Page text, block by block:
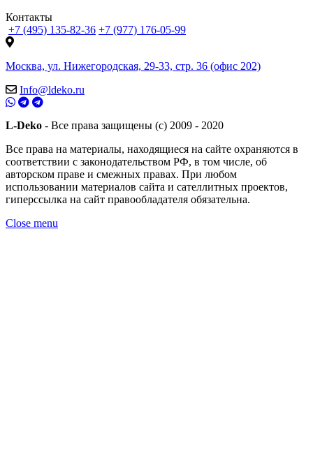
Контакты
+7 (495) 135-82-36 +7 (977) 176-05-99
Москва, ул. Нижегородская, 29-33, стр. 36 (офис 202)
Info@ldeko.ru
L-Deko - Все права защищены (c) 2009 - 2020
Все права на материалы, находящиеся на сайте охраняются в
соответствии с законодательством РФ, в том числе, об
авторском праве и смежных правах. При любом
использовании материалов сайта и сателлитных проектов,
гиперссылка на сайт правообладателя обязательна.
Close menu